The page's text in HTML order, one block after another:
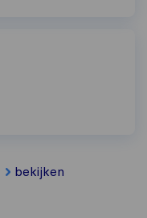
bekijken